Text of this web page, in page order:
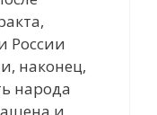
России
наконец,
народа